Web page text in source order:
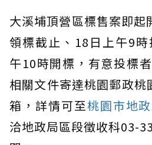
大溪埔頂營區標售案即起
領標截止、18日上午9
午10時開標，有意投標
相關文件寄達桃園郵政
箱，詳情可至桃園市地
洽地政局區段徵收科03-